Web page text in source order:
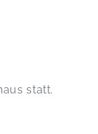
statt.